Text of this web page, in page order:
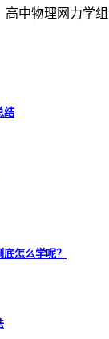
中物理网力学
结
怎么学呢？